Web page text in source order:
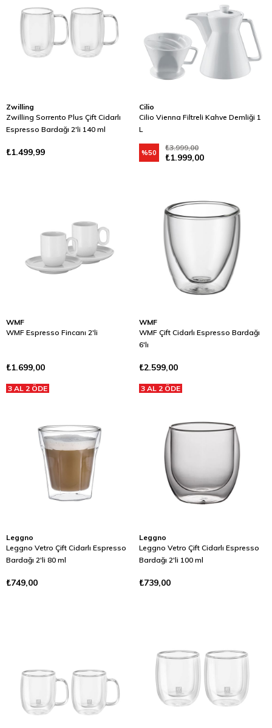
Zwilling
Zwilling Sorrento Plus Çift Cidarlı
Espresso Bardağı 2'li 140 ml
₺1.499,99
Cilio
Cilio Vienna Filtreli Kahve Demliği 1
L
₺1.999,00
₺3.999,00
%50
WMF
WMF Espresso Fincanı 2'li
₺1.699,00
3 AL 2 ÖDE
WMF
WMF Çift Cidarlı Espresso Bardağı
6'lı
₺2.599,00
3 AL 2 ÖDE
Leggno
Leggno Vetro Çift Cidarlı Espresso
Bardağı 2'li 80 ml
₺749,00
Leggno
Leggno Vetro Çift Cidarlı Espresso
Bardağı 2'li 100 ml
₺739,00